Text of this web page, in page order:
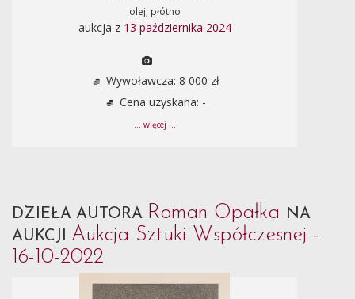
olej, płótno
aukcja z 13 października 2024
Wywoławcza: 8 000 zł
Cena uzyskana: -
... więcej ...
DZIEŁA AUTORA Roman Opałka NA
AUKCJI Aukcja Sztuki Współczesnej -
16-10-2022